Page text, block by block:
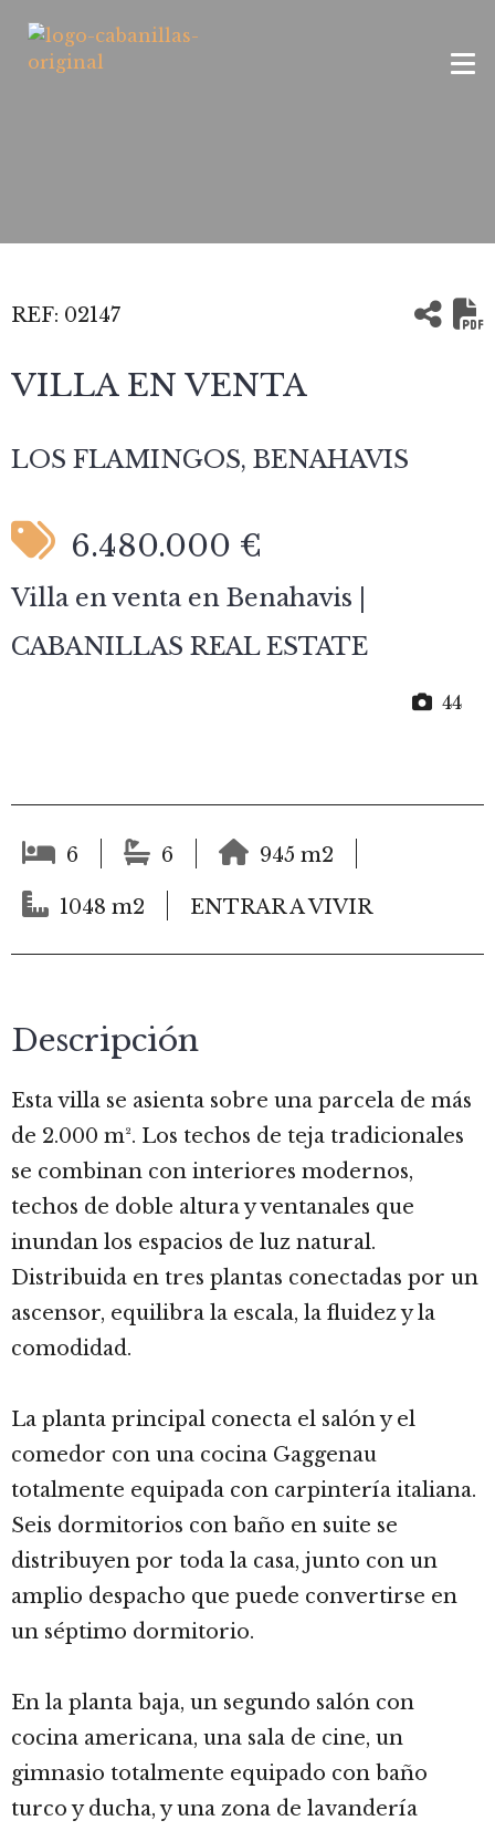
REF: 02147
VILLA EN VENTA
LOS FLAMINGOS, BENAHAVIS
6.480.000 €
Villa en venta en Benahavis |
CABANILLAS REAL ESTATE
44
6 6 945 m2
1048 m2 ENTRAR A VIVIR
Descripción
Esta villa se asienta sobre una parcela de más
de 2.000 m². Los techos de teja tradicionales
se combinan con interiores modernos,
techos de doble altura y ventanales que
inundan los espacios de luz natural.
Distribuida en tres plantas conectadas por un
ascensor, equilibra la escala, la fluidez y la
comodidad.
La planta principal conecta el salón y el
comedor con una cocina Gaggenau
totalmente equipada con carpintería italiana.
Seis dormitorios con baño en suite se
distribuyen por toda la casa, junto con un
amplio despacho que puede convertirse en
un séptimo dormitorio.
En la planta baja, un segundo salón con
cocina americana, una sala de cine, un
gimnasio totalmente equipado con baño
turco y ducha, y una zona de lavandería